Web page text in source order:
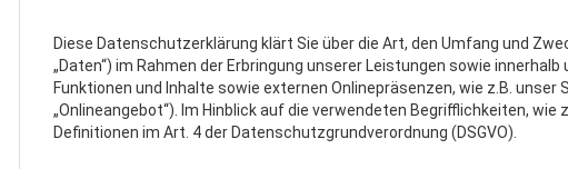
Diese Datenschutzerklärung klärt Sie über die Art, den Umfang und
„Daten“) im Rahmen der Erbringung unserer Leistungen sowie
Funktionen und Inhalte sowie externen Onlinepräsenzen, wie z.B.
„Onlineangebot“). Im Hinblick auf die verwendeten Begrifflichkeiten,
Definitionen im Art. 4 der Datenschutzgrundverordnung (DSGVO).